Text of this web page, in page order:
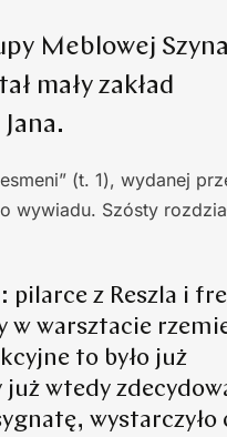
Meblowej
mały zakład
(t. 1), wydanej
wywiadu. Szósty
pilarce z Reszla i
w warsztacie
to było już
już wtedy